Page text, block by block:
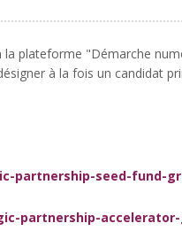
plateforme "Démarche
à la fois un candidat
partnership-seed-fund-
partnership-